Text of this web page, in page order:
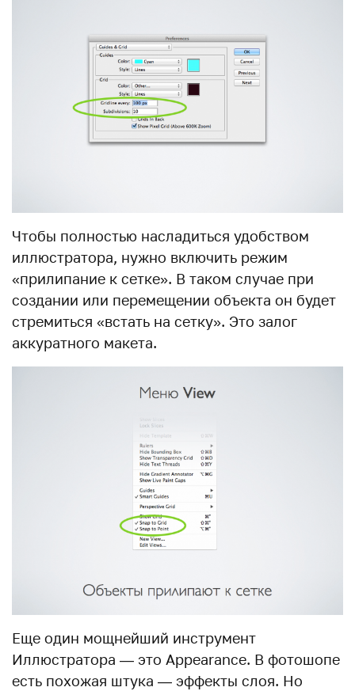
Чтобы полностью насладиться удобством
иллюстратора, нужно включить режим
«прилипание к сетке». В таком случае при
создании или перемещении объекта он будет
стремиться «встать на сетку». Это залог
аккуратного макета.
Еще один мощнейший инструмент
Иллюстратора — это Appearance. В фотошопе
есть похожая штука — эффекты слоя. Но